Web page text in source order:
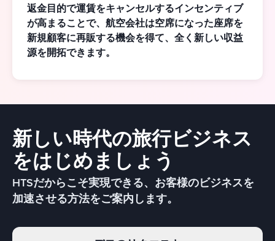
返金目的で運賃をキャンセルするインセンティブ
が高まることで、航空会社は空席になった座席を
新規顧客に再販する機会を得て、全く新しい収益
源を開拓できます。
新しい時代の旅行ビジネス
をはじめましょう
HTSだからこそ実現できる、お客様のビジネスを
加速させる方法をご案内します。